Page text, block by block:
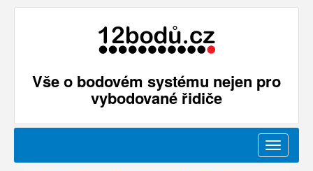
Vše o bodovém systému nejen pro
vybodované řidiče
Menu